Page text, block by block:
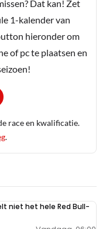
bij Bell Racing
account.
Dat kan! Zet
1-kalender van
hieronder om
of pc te plaatsen en
race en kwalificatie.
.
niet het hele Red Bull-